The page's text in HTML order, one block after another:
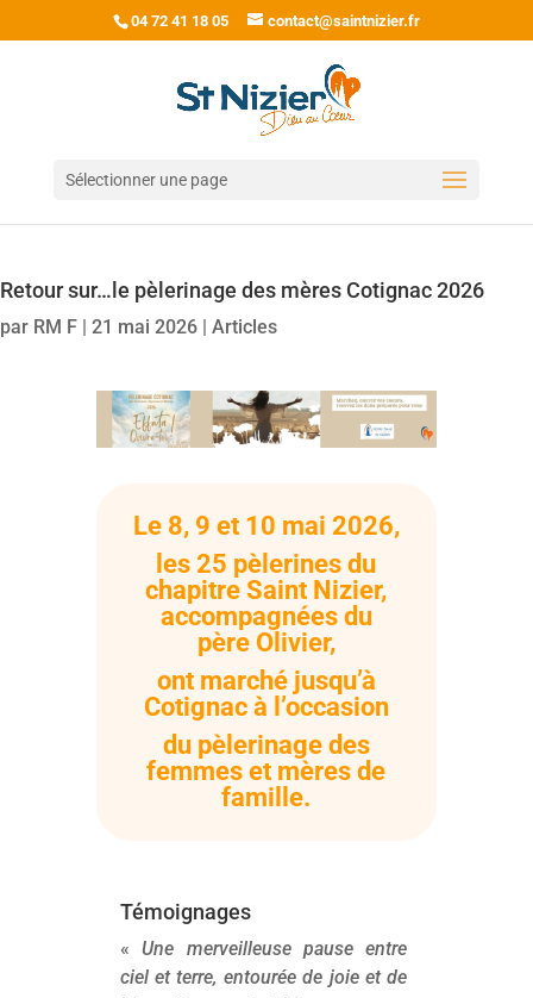
04 72 41 18 05 contact@saintnizier.fr
Sélectionner une page
Retour sur…le pèlerinage des mères Cotignac 2026
par RM F | 21 mai 2026 | Articles
Le 8, 9 et 10 mai 2026,
les 25 pèlerines du
chapitre Saint Nizier,
accompagnées du
père Olivier,
ont marché jusqu’à
Cotignac à l’occasion
du pèlerinage des
femmes et mères de
famille.
Témoignages
«Une merveilleuse pause entre
ciel et terre, entourée de joie et de